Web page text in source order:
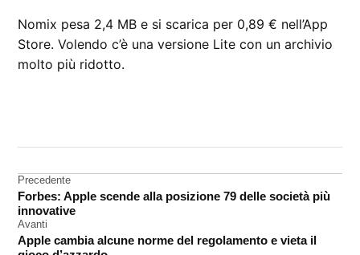
Nomix pesa 2,4 MB e si scarica per 0,89 € nell’App
Store. Volendo c’è una versione Lite con un archivio
molto più ridotto.
Navigazione
articoli
Precedente
Forbes: Apple scende alla posizione 79 delle società più
innovative
Avanti
Apple cambia alcune norme del regolamento e vieta il